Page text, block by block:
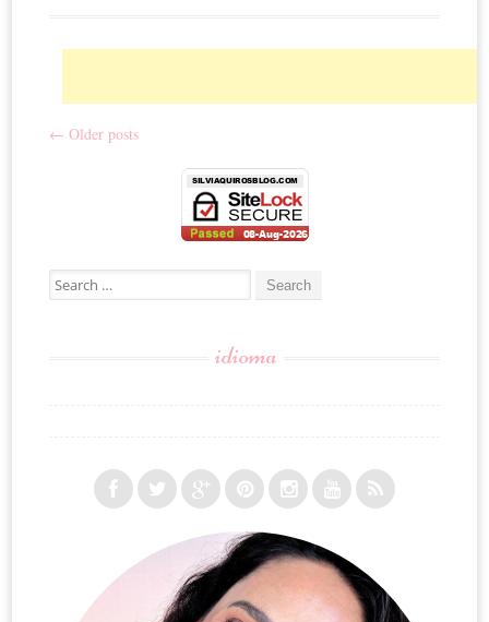
Post navigation
← Older posts
Search for:
idioma